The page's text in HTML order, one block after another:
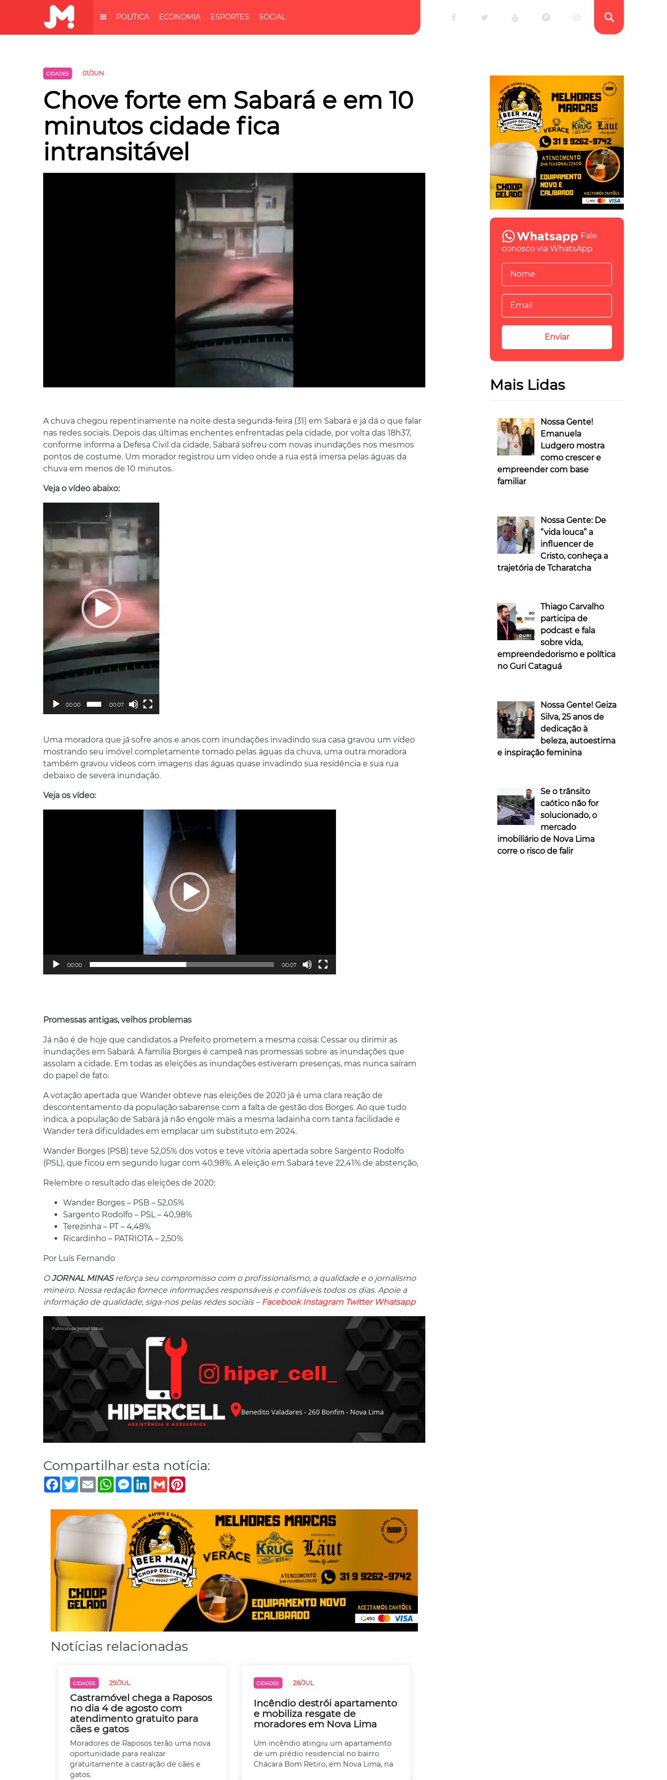
POLÍTICA ECONOMIA ESPORTES SOCIAL
CIDADES 01/JUN
Chove forte em Sabará e em 10
minutos cidade fica
intransitável
A chuva chegou repentinamente na noite desta segunda-feira (31) em Sabará e já dá o que falar
nas redes sociais. Depois das últimas enchentes enfrentadas pela cidade, por volta das 18h37,
conforme informa a Defesa Civil da cidade, Sabará sofreu com novas inundações nos mesmos
pontos de costume. Um morador registrou um vídeo onde a rua está imersa pelas águas da
chuva em menos de 10 minutos.
Veja o vídeo abaixo:
vídeo
00:00 00:07
Uma moradora que já sofre anos e anos com inundações invadindo sua casa gravou um vídeo
mostrando seu imóvel completamente tomado pelas águas da chuva, uma outra moradora
também gravou vídeos com imagens das águas quase invadindo sua residência e sua rua
debaixo de severa inundação.
Veja os vídeo:
00:00 00:07
Promessas antigas, velhos problemas
Já não é de hoje que candidatos a Prefeito prometem a mesma coisa: Cessar ou dirimir as
inundações em Sabará. A família Borges é campeã nas promessas sobre as inundações que
assolam a cidade. Em todas as eleições as inundações estiveram presenças, mas nunca saíram
do papel de fato.
A votação apertada que Wander obteve nas eleições de 2020 já é uma clara reação de
descontentamento da população sabarense com a falta de gestão dos Borges. Ao que tudo
indica, a população de Sabará já não engole mais a mesma ladainha com tanta facilidade e
Wander terá dificuldades em emplacar um substituto em 2024.
Wander Borges (PSB) teve 52,05% dos votos e teve vitória apertada sobre Sargento Rodolfo
(PSL), que ficou em segundo lugar com 40,98%. A eleição em Sabará teve 22,41% de abstenção,
Relembre o resultado das eleições de 2020:
Wander Borges – PSB – 52,05%
Sargento Rodolfo – PSL – 40,98%
Terezinha – PT – 4,48%
Ricardinho – PATRIOTA – 2,50%
Por Luís Fernando
OJORNAL MINASreforça seu compromisso com o profissionalismo, a qualidade e o jornalismo
mineiro. Nossa redação fornece informações responsáveis ​​e confiáveis ​​todos os dias. Apoie a
informação de qualidade, siga-nos pelas redes sociais – Facebook Instagram Twitter Whatsapp
Compartilhar esta notícia:
Facebook
TwitterEmailWhatsApp
Messenger
LinkedIn
Gmail
Notícias relacionadas
CIDADES 29/JUL
Castramóvel chega a Raposos
no dia 4 de agosto com
atendimento gratuito para
cães e gatos
Moradores de Raposos terão uma nova
oportunidade para realizar
gratuitamente a castração de cães e
gatos.
CIDADES 28/JUL
Incêndio destrói apartamento
e mobiliza resgate de
moradores em Nova Lima
Um incêndio atingiu um apartamento
de um prédio residencial no bairro
Chácara Bom Retiro, em Nova Lima, na
Fale
conosco via WhatsApp
Mais Lidas
Nossa Gente!
Emanuela
Ludgero mostra
como crescer e
empreender com base
familiar
Nossa Gente: De
“vida louca” a
influencer de
Cristo, conheça a
trajetória de Tcharatcha
Thiago Carvalho
participa de
podcast e fala
sobre vida,
empreendedorismo e política
no Guri Cataguá
Nossa Gente! Geiza
Silva, 25 anos de
dedicação à
beleza, autoestima
e inspiração feminina
Se o trânsito
caótico não for
solucionado, o
mercado
imobiliário de Nova Lima
corre o risco de falir